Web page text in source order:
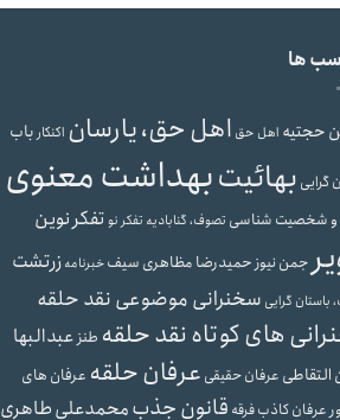
ها
حجتیه اهل حق اهل حق، یارسان اکنکارباب
گرایی بهائیتبهداشت معنوی
و شخصیت شناسی تصوف، گنابادیه تفکر نوتفکر نوین
جمن نیوزحمیدرضا مظاهری سیفخبرنامهزرتشت
باستان گرایی سخنرانی موضوعی نقد حلقه
های کوتاه نقد حلقه طنزعبدالبها
التقاطی عرفان حقیقی عرفان حلقه عرفان های
عرفان کاذبفرقه قانون جذبمحمدعلی طاهری